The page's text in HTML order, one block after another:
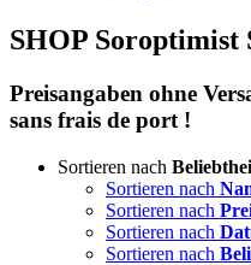
SHOP Soroptimist
Preisangaben ohne
sans frais de port !
Sortieren nach
Sortieren nach
Sortieren nach
Sortieren nach
Sortieren nach